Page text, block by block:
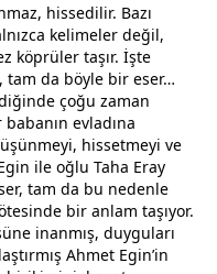
hissedilir. Bazı
kelimeler değil,
köprüler taşır. İşte
tam da böyle bir eser…
çoğu zaman
babanın evladına
hissetmeyi ve
ile oğlu Taha Eray
tam da bu nedenle
bir anlam taşıyor.
inanmış, duyguları
Ahmet Egin’in